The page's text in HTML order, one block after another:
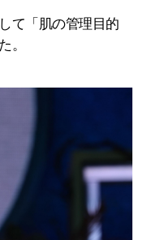
て「肌の管理目的
。